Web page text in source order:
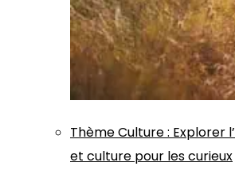
ThèmeCulture: Explorer
et culture pour les curieux